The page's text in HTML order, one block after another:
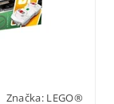
Značka: LEGO®